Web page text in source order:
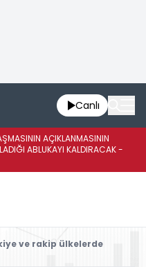
Canlı
AÇIKLANMASININ
ABLUKAYI KALDIRACAK -
ve rakip ülkelerde